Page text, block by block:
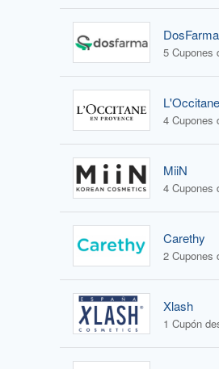
DosFarma
L'Occitane
MiiN
Carethy
Xlash